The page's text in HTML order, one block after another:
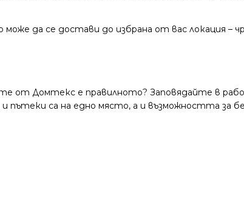
да се достави до избрана от вас локация –
от Домтекс е правилното? Заповядайте в
и пътеки са на едно място, а и възможността за